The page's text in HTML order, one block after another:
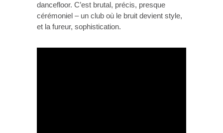
dancefloor. C’est brutal, précis, presque
cérémoniel – un club où le bruit devient style,
et la fureur, sophistication.